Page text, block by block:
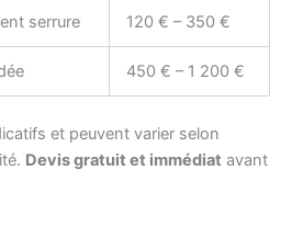
serrure 120 € – 350 €
450 € – 1 200 €
et peuvent varier selon
Devis gratuit et immédiat avant